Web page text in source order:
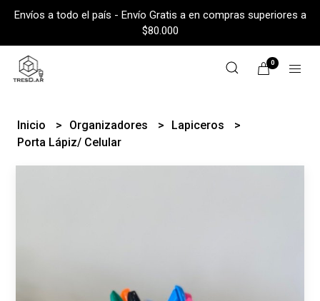
Envíos a todo el país - Envío Gratis a en compras superiores a
$80.000
0
Inicio Organizadores
Lapiceros
Porta Lápiz/ Celular